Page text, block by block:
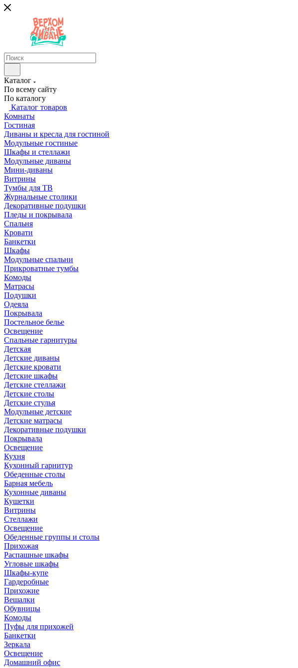
Каталог
По всему сайту
По каталогу
Каталог товаров
Комнаты
Гостиная
Диваны и кресла для гостиной
Модульные гостиные
Шкафы и стеллажи
Модульные диваны
Мини-диваны
Витрины
Тумбы для ТВ
Журнальные столики
Декоративные подушки
Пледы и покрывала
Спальня
Кровати
Банкетки
Шкафы
Модульные спальни
Прикроватные тумбы
Комоды
Матрасы
Подушки
Одеяла
Покрывала
Постельное белье
Освещение
Спальные гарнитуры
Детская
Детские диваны
Детские кровати
Детские шкафы
Детские стеллажи
Детские столы
Детские стулья
Модульные детские
Детские матрасы
Декоративные подушки
Покрывала
Освещение
Кухня
Кухонный гарнитур
Обеденные столы
Барная мебель
Кухонные диваны
Кушетки
Витрины
Стеллажи
Освещение
Обеденные группы и столы
Прихожая
Распашные шкафы
Угловые шкафы
Шкафы-купе
Гардеробные
Прихожие
Вешалки
Обувницы
Комоды
Пуфы для прихожей
Банкетки
Зеркала
Освещение
Домашний офис